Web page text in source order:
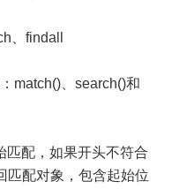
、findall
match()、search()和
匹配，如果开头不符合
匹配对象，包含起始位